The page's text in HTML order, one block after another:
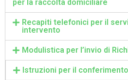
per la raccolta domiciliare
Recapiti telefonici per il
intervento
Modulistica per l’invio di
Istruzioni per il